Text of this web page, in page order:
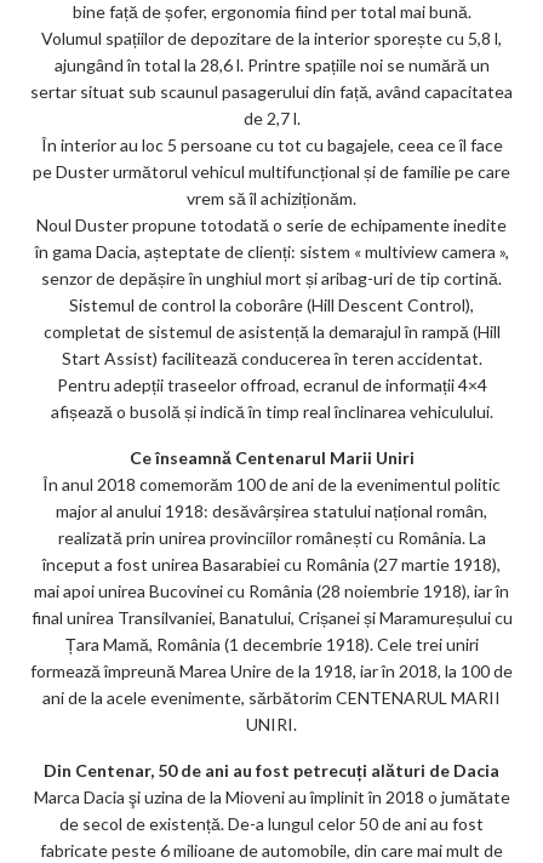
bine față de șofer, ergonomia fiind per total mai bună.
Volumul spațiilor de depozitare de la interior sporește cu 5,8 l,
ajungând în total la 28,6 l. Printre spațiile noi se numără un
sertar situat sub scaunul pasagerului din față, având capacitatea
de 2,7 l.
În interior au loc 5 persoane cu tot cu bagajele, ceea ce îl face
pe Duster următorul vehicul multifuncțional și de familie pe care
vrem să îl achiziționăm.
Noul Duster propune totodată o serie de echipamente inedite
în gama Dacia, așteptate de clienți: sistem « multiview camera »,
senzor de depășire în unghiul mort și aribag-uri de tip cortină.
Sistemul de control la coborâre (Hill Descent Control),
completat de sistemul de asistență la demarajul în rampă (Hill
Start Assist) facilitează conducerea în teren accidentat.
Pentru adepții traseelor offroad, ecranul de informații 4×4
afișează o busolă și indică în timp real înclinarea vehiculului.
Ce înseamnă Centenarul Marii Uniri
În anul 2018 comemorăm 100 de ani de la evenimentul politic
major al anului 1918: desăvârșirea statului național român,
realizată prin unirea provinciilor românești cu România. La
început a fost unirea Basarabiei cu România (27 martie 1918),
mai apoi unirea Bucovinei cu România (28 noiembrie 1918), iar în
final unirea Transilvaniei, Banatului, Crișanei și Maramureșului cu
Țara Mamă, România (1 decembrie 1918). Cele trei uniri
formează împreună Marea Unire de la 1918, iar în 2018, la 100 de
ani de la acele evenimente, sărbătorim CENTENARUL MARII
UNIRI.
Din Centenar, 50 de ani au fost petrecuți alături de Dacia
Marca Dacia şi uzina de la Mioveni au împlinit în 2018 o jumătate
de secol de existență. De-a lungul celor 50 de ani au fost
fabricate peste 6 milioane de automobile, din care mai mult de